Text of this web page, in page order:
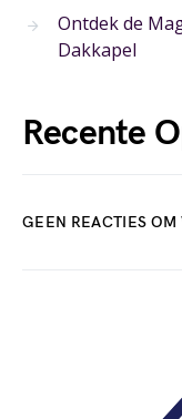
Ontdek de
Dakkapel
Recente
GEEN REACTIES